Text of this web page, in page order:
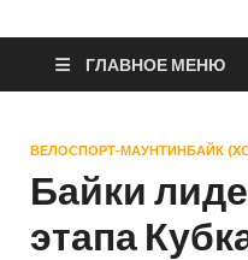
ГЛАВНОЕ МЕНЮ
ВЕЛОСПОРТ-МАУНТИНБАЙК
Байки
этапа